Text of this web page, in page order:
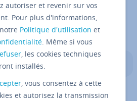
Twitter
sur LinkedIn
sont un excellent moyen
de données àde nom­
autoriser et revenir sur vos
Pour plus d'informations,
Politique d'utilisation et
. Même si vous
, les cookies techniques
installés.
, vous consentez à cette
et autorisez la transmission